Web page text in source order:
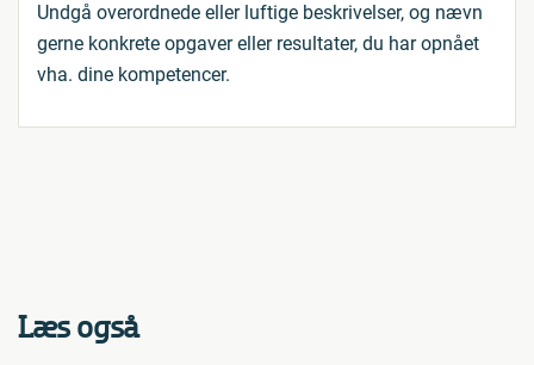
Undgå overordnede eller luftige beskrivelser, og nævn
gerne konkrete opgaver eller resultater, du har opnået
vha. dine kompetencer.
Læs også